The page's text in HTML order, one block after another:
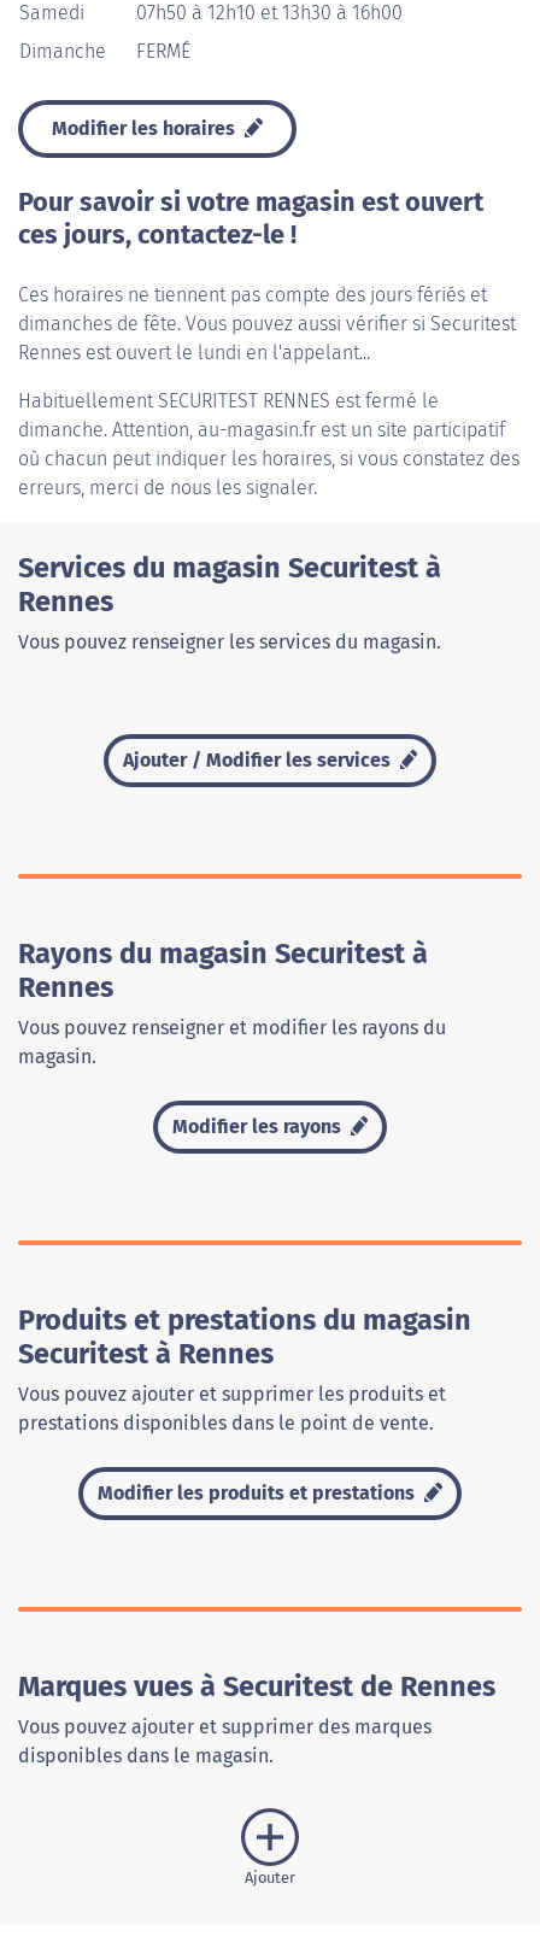
Samedi
07h50 à 12h10 et 13h30 à 16h00
Dimanche
FERMÉ
Modifier les horaires
Pour savoir si votre magasin est ouvert
ces jours, contactez-le !
Ces horaires ne tiennent pas compte des jours fériés et
dimanches de fête. Vous pouvez aussi vérifier si Securitest
Rennes est ouvert le lundi en l'appelant...
HabituellementSECURITEST RENNES est fermé le
dimanche. Attention, au-magasin.fr est un site participatif
où chacun peut indiquer les horaires, si vous constatez des
erreurs, merci de nous les signaler.
Services du magasin Securitest à
Rennes
Vous pouvez renseigner les services du magasin.
Ajouter / Modifier les services
Rayons du magasin Securitest à
Rennes
Vous pouvez renseigner et modifier les rayons du
magasin.
Modifier les rayons
Produits et prestations du magasin
Securitest à Rennes
Vous pouvez ajouter et supprimer les produits et
prestations disponibles dans le point de vente.
Modifier les produits et prestations
Marques vues à Securitest de Rennes
Vous pouvez ajouter et supprimer des marques
disponibles dans le magasin.
Ajouter